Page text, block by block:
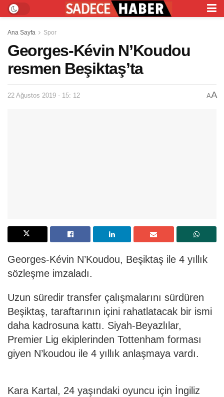
Ana Sayfa Spor
Georges-Kévin N’Koudou
resmen Beşiktaş’ta
22 Ağustos 2019 - 15: 12 AA
Georges-Kévin N’Koudou, Beşiktaş ile 4 yıllık
sözleşme imzaladı.
Uzun süredir transfer çalışmalarını sürdüren
Beşiktaş, taraftarının içini rahatlatacak bir ismi
daha kadrosuna kattı. Siyah-Beyazlılar,
Premier Lig ekiplerinden Tottenham forması
giyen N’koudou ile 4 yıllık anlaşmaya vardı.
Kara Kartal, 24 yaşındaki oyuncu için İngiliz